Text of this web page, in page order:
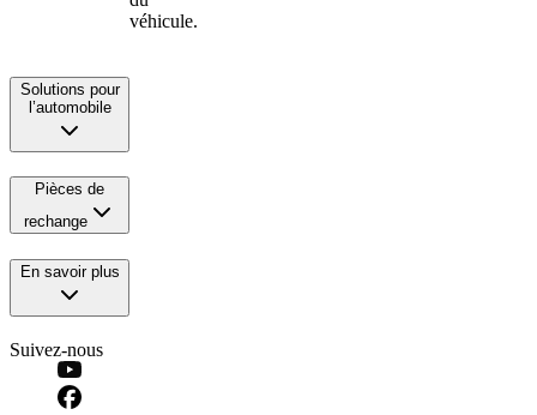
véhicule.
Solutions pour
l’automobile
Pièces de
rechange
En savoir plus
Suivez-nous